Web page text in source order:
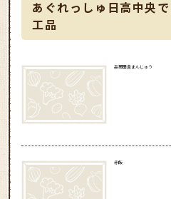
あぐれっしゅ日高中央
工品
高麗田舎まんじゅう
赤飯